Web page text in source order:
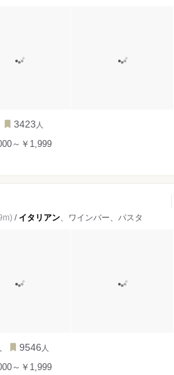
3423 人
～￥1,999
/ イタリアン、ワインバー、パスタ
9546 人
～￥1,999